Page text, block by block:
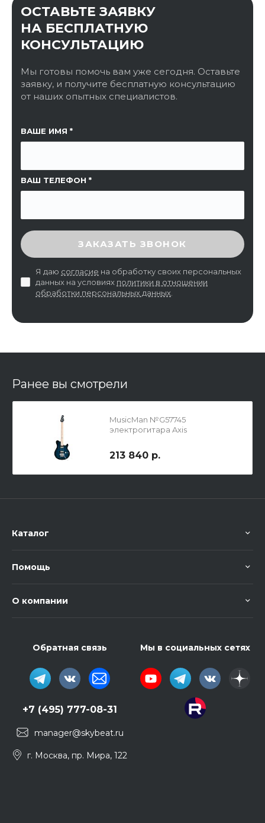
ОСТАВЬТЕ ЗАЯВКУ
НА БЕСПЛАТНУЮ
КОНСУЛЬТАЦИЮ
Мы готовы помочь вам уже сегодня. Оставьте
заявку, и получите бесплатную консультацию
от наших опытных специалистов.
ВАШЕ ИМЯ
ВАШ ТЕЛЕФОН
ССЫЛКА НА СТРАНИЦУ
ВВЕДИТЕ ПРОВЕРОЧНЫЙ КОД
ЗАКАЗАТЬ ЗВОНОК
Я даю согласие на обработку своих персональных
данных на условиях политики в отношении
обработки персональных данных
Ранее вы смотрели
MusicMan №G57745
электрогитара Axis
213 840 р.
Каталог
Помощь
О компании
Обратная связь
+7 (495) 777-08-31
manager@skybeat.ru
г. Москва, пр. Мира, 122
Мы в социальных сетях